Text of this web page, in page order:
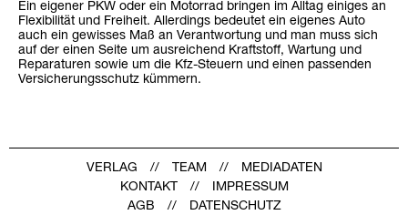
Ein eigener PKW oder ein Motorrad bringen im Alltag einiges an
Flexibilität und Freiheit. Allerdings bedeutet ein eigenes Auto
auch ein gewisses Maß an Verantwortung und man muss sich
auf der einen Seite um ausreichend Kraftstoff, Wartung und
Reparaturen sowie um die Kfz-Steuern und einen passenden
Versicherungsschutz kümmern.
VERLAG TEAM
MEDIADATEN
KONTAKT
IMPRESSUM
AGB
DATENSCHUTZ